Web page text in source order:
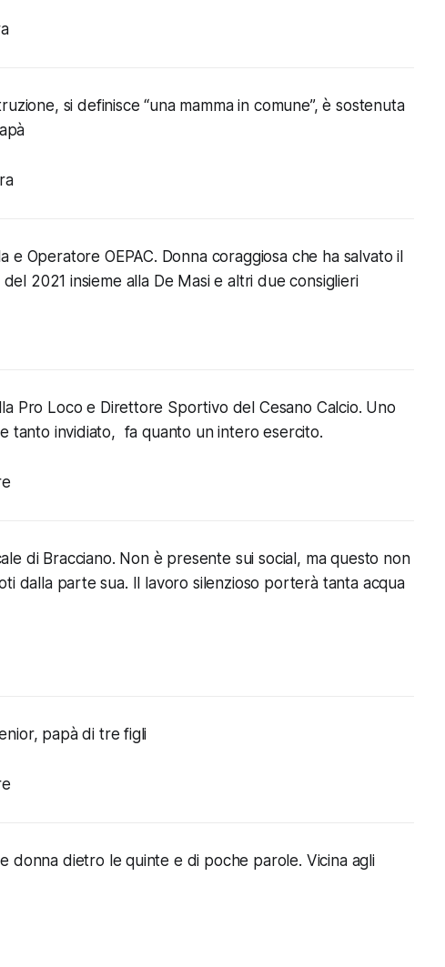
si definisce “una mamma in comune”, è sostenuta
e Operatore OEPAC. Donna coraggiosa che ha salvato il
2021 insieme alla De Masi e altri due consiglieri
Pro Loco e Direttore Sportivo del Cesano Calcio. Uno
tanto invidiato, fa quanto un intero esercito.
di Bracciano. Non è presente sui social, ma questo non
dalla parte sua. Il lavoro silenzioso porterà tanta acqua
papà di tre figli
donna dietro le quinte e di poche parole. Vicina agli